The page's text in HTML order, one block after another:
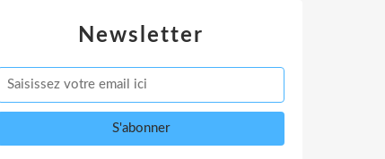
Newsletter